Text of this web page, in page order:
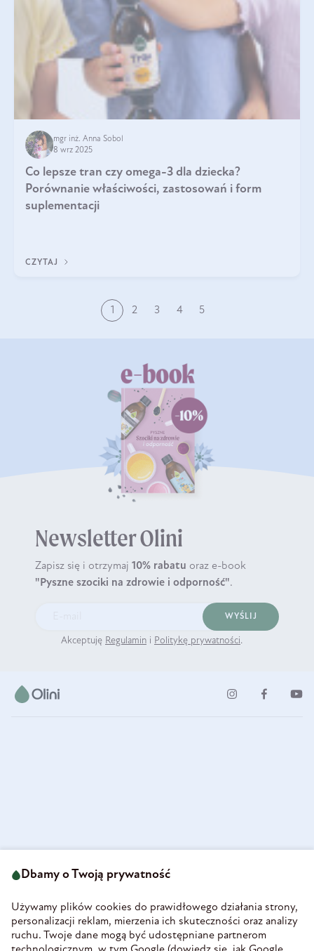
mgr inż. Anna Sobol
8 wrz 2025
Co lepsze tran czy omega-3 dla dziecka?
Porównanie właściwości, zastosowań i form
suplementacji
CZYTAJ
1 2 3 4 5
Newsletter Olini
Zapisz się i otrzymaj 10% rabatu oraz e-book
"Pyszne szociki na zdrowie i odporność".
WYŚLIJ
Akceptuję Regulamin i Politykę prywatności.
58-160 Świebodzice
REGON 890213034
INFORMACJE
Dbamy o Twoją prywatność
Używamy plików cookies do prawidłowego działania strony,
personalizacji reklam, mierzenia ich skuteczności oraz analizy
ruchu. Twoje dane mogą być udostępniane partnerom